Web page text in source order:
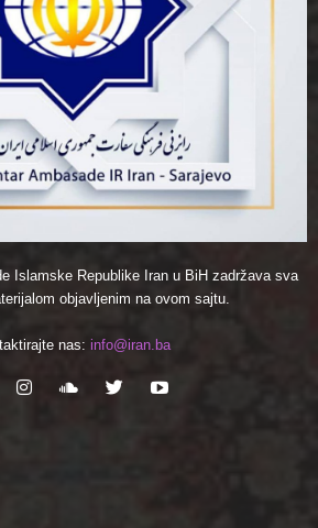
Islamske Republike Iran u BiH zadržava sva
objavljenim na ovom sajtu.
nas: info@iran.ba